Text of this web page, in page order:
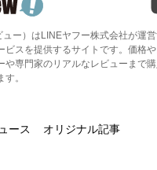
ー）はLINEヤフー株式会社が運
ビスを提供するサイトです。価格
や専門家のリアルなレビューまで
。
ース オリジナル記事